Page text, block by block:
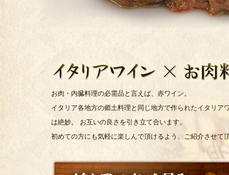
お肉・内臓料理の必需品と言えば、赤ワイン。
イタリア各地方の郷土料理と同じ地方で作られたイタリア
は絶妙。 お互いの良さを引き立て合います。
初めての方にも気軽に楽しんで頂けるよう、ご紹介させて